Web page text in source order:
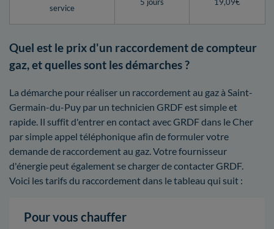
service
Quel est le prix d'un raccordement de compteur
gaz, et quelles sont les démarches ?
La démarche pour réaliser un raccordement au gaz à Saint-
Germain-du-Puy par un technicien GRDF est simple et
rapide. Il suffit d'entrer en contact avec GRDF dans le Cher
par simple appel téléphonique afin de formuler votre
demande de raccordement au gaz. Votre fournisseur
d'énergie peut également se charger de contacter GRDF.
Voici les tarifs du raccordement dans le tableau qui suit :
Pour vous chauffer